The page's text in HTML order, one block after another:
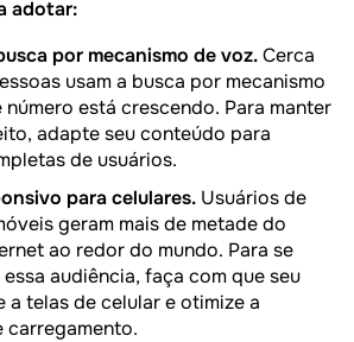
adotar:
por mecanismo de voz.Cerca
usam a busca por mecanismo
número está crescendo. Para manter
adapte seu conteúdo para
de usuários.
para celulares. Usuários de
geram mais de metade do
ao redor do mundo. Para se
audiência, faça com que seu
a telas de celular e otimize a
carregamento.